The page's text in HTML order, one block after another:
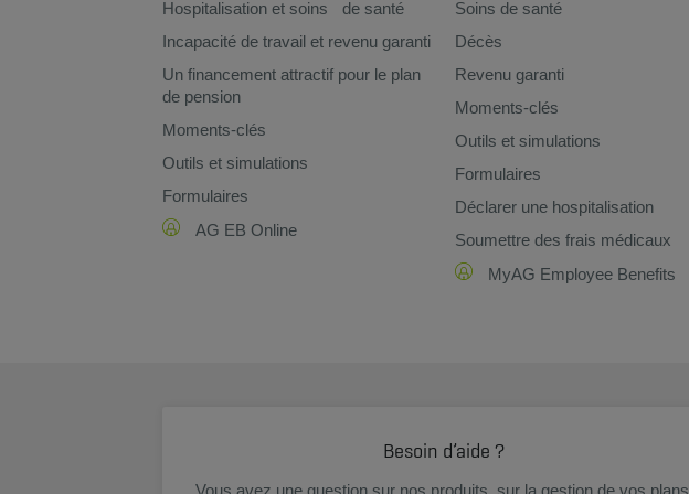
Hospitalisation et soins de santé
Incapacité de travail et revenu garanti
Un financement attractif pour le plan
de pension
Moments-clés
Outils et simulations
Formulaires
AG EB Online
Soins de santé
Décès
Revenu garanti
Moments-clés
Outils et simulations
Formulaires
Déclarer une hospitalisation
Soumettre des frais médicaux
MyAG Employee Benefits
Besoin d’aide ?
Vous avez une question sur nos produits, sur la gestion de vos plans,